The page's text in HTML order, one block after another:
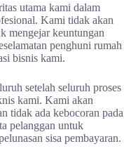
utama kami dalam
Kami tidak akan
mengejar keuntungan
penghuni rumah
bisnis kami.
setelah seluruh proses
kami. Kami akan
tidak ada kebocoran pada
pelanggan untuk
sisa pembayaran.